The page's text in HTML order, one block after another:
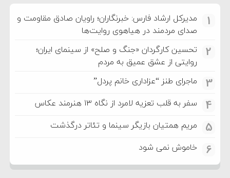
1
مدیرکل ارشاد فارس: خبرنگاران؛ راویان صادق مقاومت و
صدای مردمند در هیاهوی روایت‌ها
2
تحسین کارگردان «جنگ و صلح» از سینمای ایران؛
روایتی از عشق عمیق به مردم
3 ماجرای طنز “عزاداری خانم پردل”
4 سفر به قلب تعزیه لامرد از نگاه ۱۳ هنرمند عکاس
5 مریم همتیان بازیگر سینما و تئاتر درگذشت
6 خاموش نمی شود